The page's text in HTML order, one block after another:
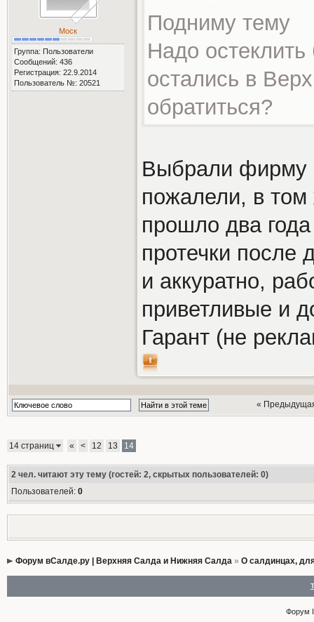
Моск
Группа: Пользователи
Сообщений: 436
Регистрация: 22.9.2014
Пользователь №: 20521
Подниму тему
Надо
остались в
обратиться?
Выбрали фирму
пожалели, в том
прошло два
протечки после
и аккуратно,
приветливые и
Гарант (не
«
14 страниц « < 12 13 14
2чел. читают эту тему (гостей: 2, скрытых пользователей: 0)
Пользователей: 0
Форум вСалде.ру | Верхняя Салда и Нижняя Салда» О салдинцах,
Форум